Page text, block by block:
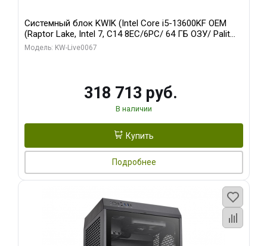
Системный блок KWIK (Intel Core i5-13600KF OEM
(Raptor Lake, Intel 7, C14 8EC/6PC/ 64 ГБ ОЗУ/ Palit
RTX5080 GAMINGPRO OC 16GB GDDR7 256bit 3xDP
Модель: KW-Live0067
318 713 руб.
В наличии
Купить
Подробнее